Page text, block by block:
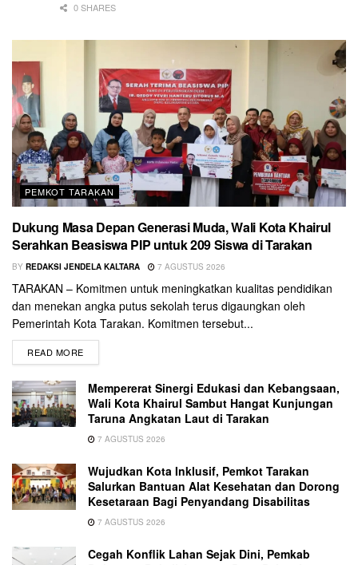
0 SHARES
PEMKOT TARAKAN
Dukung Masa Depan Generasi Muda, Wali Kota Khairul
Serahkan Beasiswa PIP untuk 209 Siswa di Tarakan
BY REDAKSI JENDELA KALTARA 7 AGUSTUS 2026
TARAKAN – Komitmen untuk meningkatkan kualitas pendidikan
dan menekan angka putus sekolah terus digaungkan oleh
Pemerintah Kota Tarakan. Komitmen tersebut...
READ MORE
Mempererat Sinergi Edukasi dan Kebangsaan,
Wali Kota Khairul Sambut Hangat Kunjungan
Taruna Angkatan Laut di Tarakan
7 AGUSTUS 2026
Wujudkan Kota Inklusif, Pemkot Tarakan
Salurkan Bantuan Alat Kesehatan dan Dorong
Kesetaraan Bagi Penyandang Disabilitas
7 AGUSTUS 2026
Cegah Konflik Lahan Sejak Dini, Pemkab